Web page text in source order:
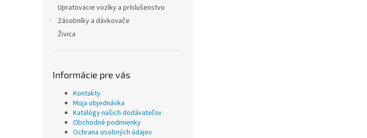
Upratovacie vozíky a príslušenstvo
Zásobníky a dávkovače
Živica
Informácie pre vás
Kontakty
Moja objednávka
Katalógy našich dodávateľov
Obchodné podmienky
Ochrana osobných údajov